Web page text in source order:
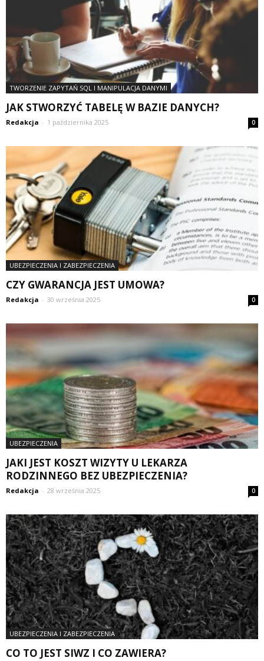
TWORZENIE ZAPYTAŃ SQL I MANIPULACJA DANYMI
JAK STWORZYĆ TABELĘ W BAZIE DANYCH?
Redakcja - 1 października 2025 0
UBEZPIECZENIA I ZABEZPIECZENIA
CZY GWARANCJA JEST UMOWA?
Redakcja - 30 września 2025 0
UBEZPIECZENIA
JAKI JEST KOSZT WIZYTY U LEKARZA
RODZINNEGO BEZ UBEZPIECZENIA?
Redakcja - 28 września 2025 0
UBEZPIECZENIA I ZABEZPIECZENIA
CO TO JEST SIWZ I CO ZAWIERA?